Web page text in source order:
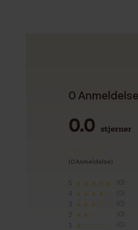
0
0.0 stjerner
(0 Anmeldelse)
5 ★★★★★ (0)
4 ★★★★☆ (0)
3 ★★★☆☆ (0)
2 ★★☆☆☆ (0)
1 ★☆☆☆☆ (0)